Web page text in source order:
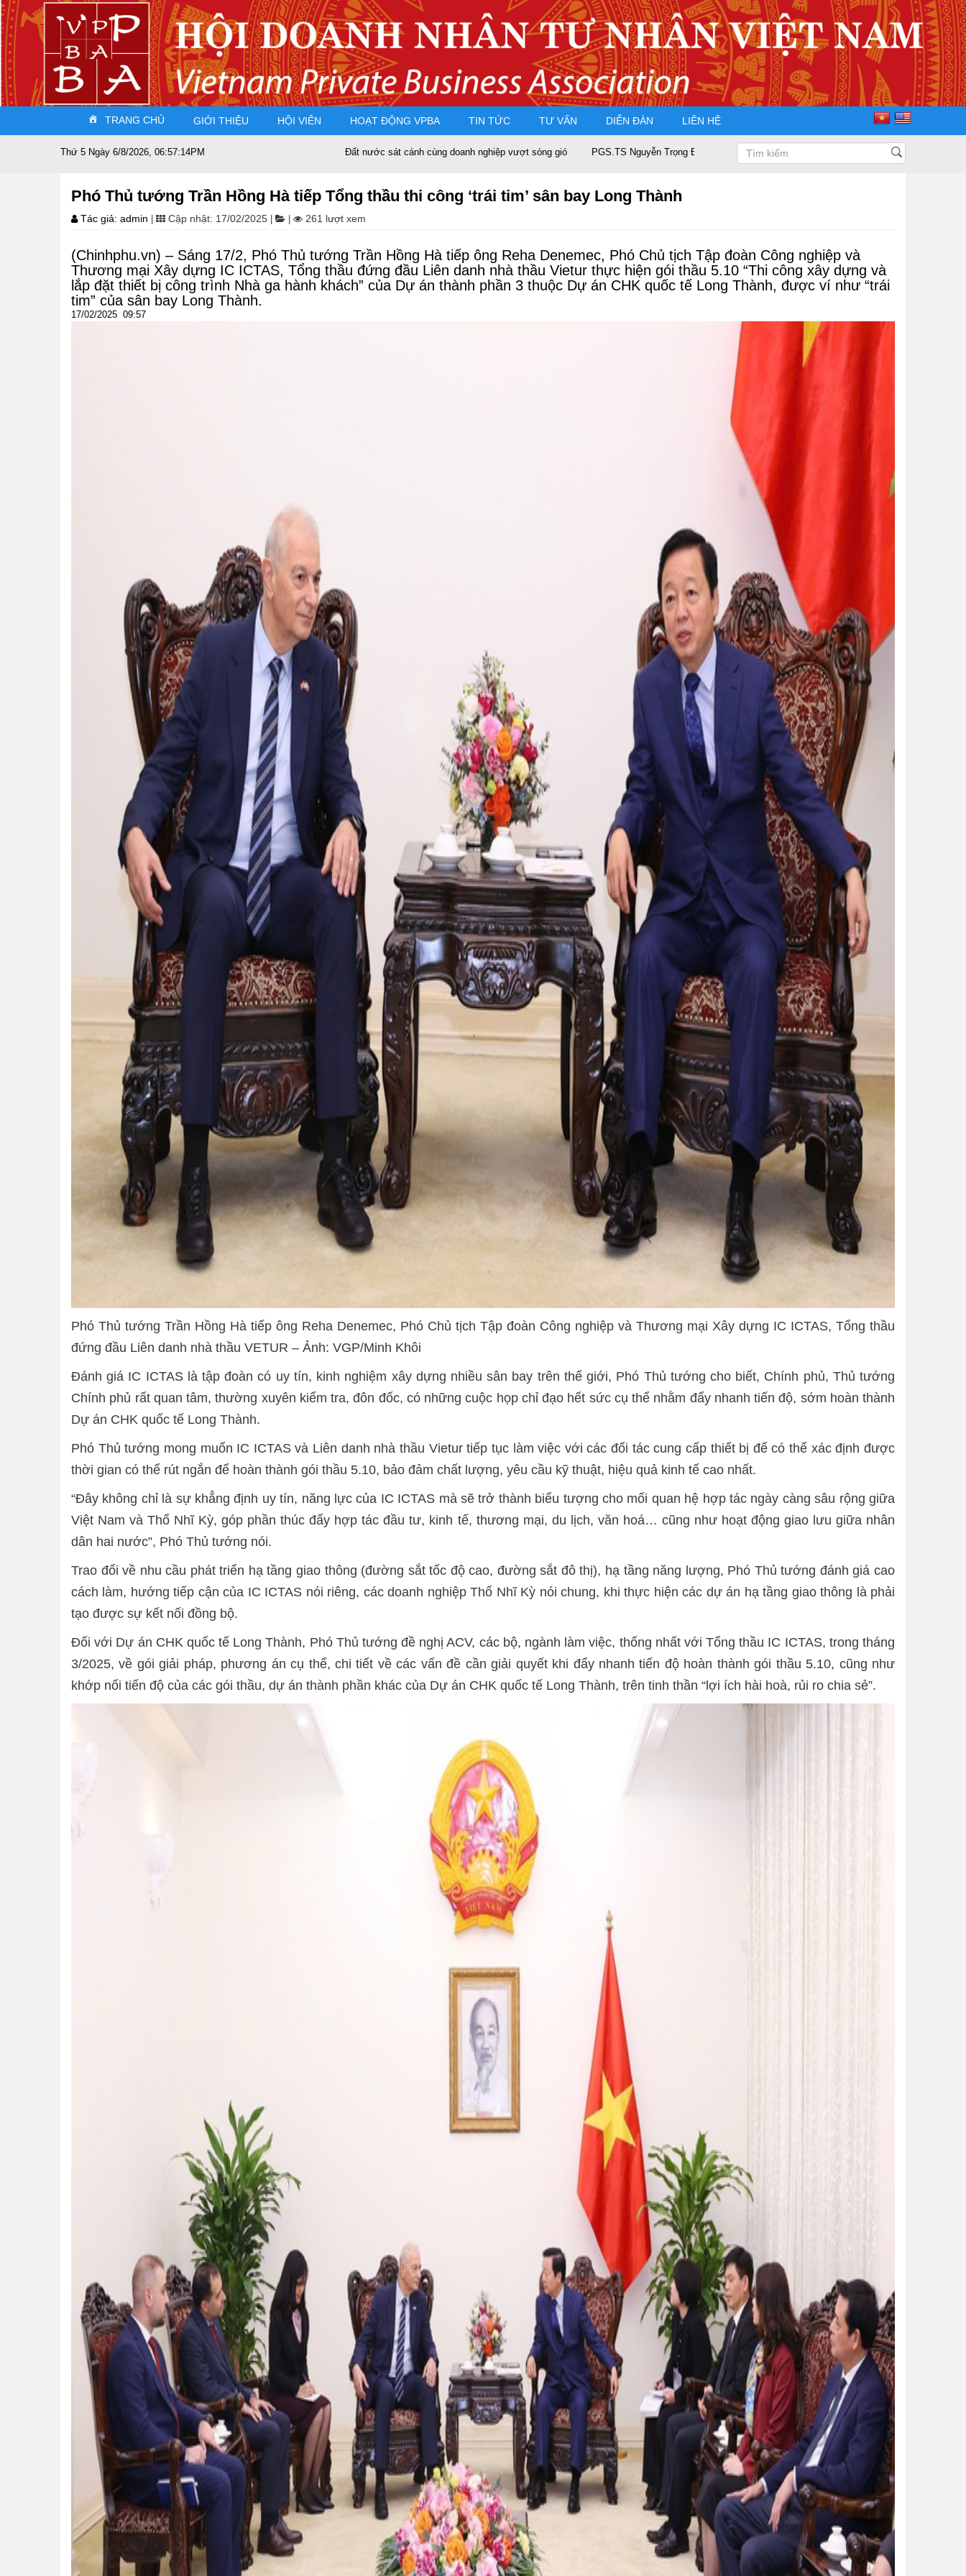
TRANG CHỦ GIỚI THIỆU HỘI VIÊN HOẠT ĐỘNG VPBA TIN TỨC TƯ VẤN DIỄN ĐÀN LIÊN HỆ
Thứ 5 Ngày 6/8/2026, 06:57:16PM Đất nước sát cánh cùng doanh nghiệp vượt sóng gió PGS.TS Nguyễn Trọng Điều tái đắc cử Chủ tịch Hội Doanh nhân Tư nhân Việt Nam nhiệm kỳ 2025 – 2030
Phó Thủ tướng Trần Hồng Hà tiếp Tổng thầu thi công ‘trái tim’ sân bay Long Thành
Tác giả: admin Cập nhật: 17/02/2025 261 lượt xem
(Chinhphu.vn) – Sáng 17/2, Phó Thủ tướng Trần Hồng Hà tiếp ông Reha Denemec, Phó Chủ tịch Tập đoàn Công nghiệp và
Thương mại Xây dựng IC ICTAS, Tổng thầu đứng đầu Liên danh nhà thầu Vietur thực hiện gói thầu 5.10 “Thi công xây dựng và
lắp đặt thiết bị công trình Nhà ga hành khách” của Dự án thành phần 3 thuộc Dự án CHK quốc tế Long Thành, được ví như “trái
tim” của sân bay Long Thành.
17/02/2025 09:57
Phó Thủ tướng Trần Hồng Hà tiếp ông Reha Denemec, Phó Chủ tịch Tập đoàn Công nghiệp và Thương mại Xây dựng IC ICTAS, Tổng thầu
đứng đầu Liên danh nhà thầu VETUR – Ảnh: VGP/Minh Khôi
Đánh giá IC ICTAS là tập đoàn có uy tín, kinh nghiệm xây dựng nhiều sân bay trên thế giới, Phó Thủ tướng cho biết, Chính phủ, Thủ tướng
Chính phủ rất quan tâm, thường xuyên kiểm tra, đôn đốc, có những cuộc họp chỉ đạo hết sức cụ thể nhằm đẩy nhanh tiến độ, sớm hoàn thành
Dự án CHK quốc tế Long Thành.
Phó Thủ tướng mong muốn IC ICTAS và Liên danh nhà thầu Vietur tiếp tục làm việc với các đối tác cung cấp thiết bị để có thể xác định được
thời gian có thể rút ngắn để hoàn thành gói thầu 5.10, bảo đảm chất lượng, yêu cầu kỹ thuật, hiệu quả kinh tế cao nhất.
“Đây không chỉ là sự khẳng định uy tín, năng lực của IC ICTAS mà sẽ trở thành biểu tượng cho mối quan hệ hợp tác ngày càng sâu rộng giữa
Việt Nam và Thổ Nhĩ Kỳ, góp phần thúc đẩy hợp tác đầu tư, kinh tế, thương mại, du lịch, văn hoá… cũng như hoạt động giao lưu giữa nhân
dân hai nước”, Phó Thủ tướng nói.
Trao đổi về nhu cầu phát triển hạ tầng giao thông (đường sắt tốc độ cao, đường sắt đô thị), hạ tầng năng lượng, Phó Thủ tướng đánh giá cao
cách làm, hướng tiếp cận của IC ICTAS nói riêng, các doanh nghiệp Thổ Nhĩ Kỳ nói chung, khi thực hiện các dự án hạ tầng giao thông là phải
tạo được sự kết nối đồng bộ.
Đối với Dự án CHK quốc tế Long Thành, Phó Thủ tướng đề nghị ACV, các bộ, ngành làm việc, thống nhất với Tổng thầu IC ICTAS, trong tháng
3/2025, về gói giải pháp, phương án cụ thể, chi tiết về các vấn đề cần giải quyết khi đẩy nhanh tiến độ hoàn thành gói thầu 5.10, cũng như
khớp nối tiến độ của các gói thầu, dự án thành phần khác của Dự án CHK quốc tế Long Thành, trên tinh thần “lợi ích hài hoà, rủi ro chia sẻ”.